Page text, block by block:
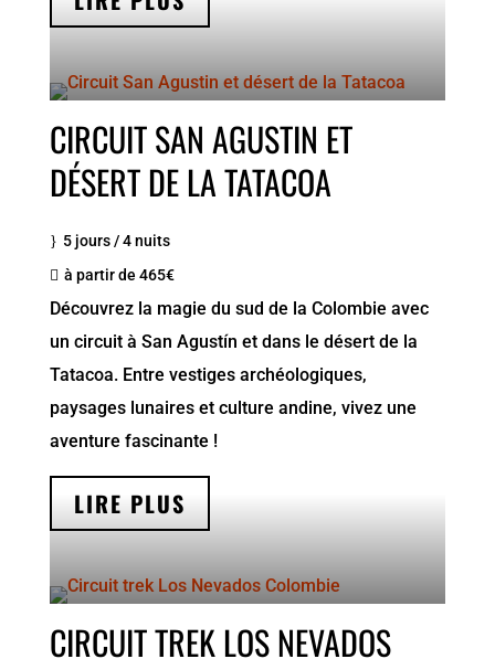
CIRCUIT SAN AGUSTIN ET
DÉSERT DE LA TATACOA
5 jours / 4 nuits
à partir de 465€
Découvrez la magie du sud de la Colombie avec
un circuit à San Agustín et dans le désert de la
Tatacoa. Entre vestiges archéologiques,
paysages lunaires et culture andine, vivez une
aventure fascinante !
LIRE PLUS
CIRCUIT TREK LOS NEVADOS